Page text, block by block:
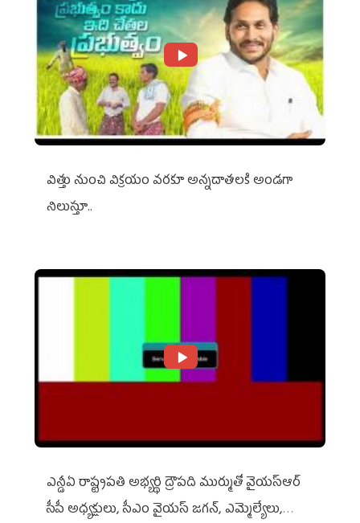
విత్తు నుంచి విక్రయం వరకూ అన్నదాతలకి అండగా
నిలుస్తూ..
ఎన్డీఏ రాష్ట్ర‌ప‌తి అభ్య‌ర్థి ద్రౌప‌ది ముర్ముతో వైయ‌స్ఆర్
సీపీ అధ్య‌క్షులు, సీఎం వైయ‌స్ జ‌గ‌న్, ఎమ్మెల్యేలు,